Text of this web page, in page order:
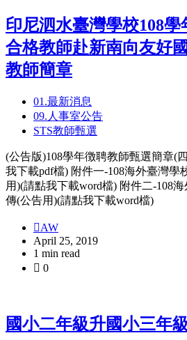
分
類
印尼泗水臺灣學校108
合格教師赴新南向友好
教師簡章
01.最新消息
09.人事室公告
STS教師甄選
(公告版)108學年徴聘教師甄選簡章(
我下載pdf檔) 附件一-108海外臺灣學
用)(請點我下載word檔) 附件二-108
傳(公告用)(請點我下載word檔)
AW
April 25, 2019
1 min read
0
國小二年級升國小三年